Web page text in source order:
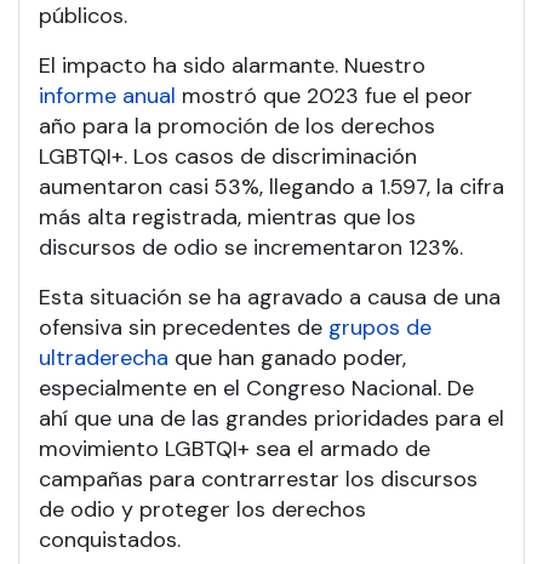
públicos.
El impacto ha sido alarmante. Nuestro
informe anual mostró que 2023 fue el peor
año para la promoción de los derechos
LGBTQI+. Los casos de discriminación
aumentaron casi 53%, llegando a 1.597, la cifra
más alta registrada, mientras que los
discursos de odio se incrementaron 123%.
Esta situación se ha agravado a causa de una
ofensiva sin precedentes de grupos de
ultraderecha que han ganado poder,
especialmente en el Congreso Nacional. De
ahí que una de las grandes prioridades para el
movimiento LGBTQI+ sea el armado de
campañas para contrarrestar los discursos
de odio y proteger los derechos
conquistados.